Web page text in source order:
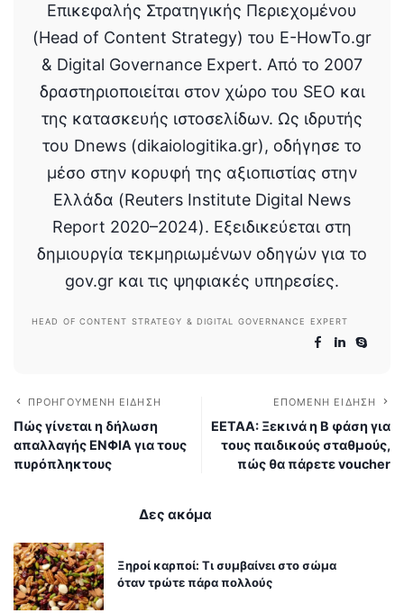
Επικεφαλής Στρατηγικής Περιεχομένου
(Head of Content Strategy) του E-HowTo.gr
& Digital Governance Expert. Από το 2007
δραστηριοποιείται στον χώρο του SEO και
της κατασκευής ιστοσελίδων. Ως ιδρυτής
του Dnews (dikaiologitika.gr), οδήγησε το
μέσο στην κορυφή της αξιοπιστίας στην
Ελλάδα (Reuters Institute Digital News
Report 2020–2024). Εξειδικεύεται στη
δημιουργία τεκμηριωμένων οδηγών για το
gov.gr και τις ψηφιακές υπηρεσίες.
HEAD OF CONTENT STRATEGY & DIGITAL GOVERNANCE EXPERT
ΠΡΟΗΓΟΎΜΕΝΗ ΕΊΔΗΣΗ
Πώς γίνεται η δήλωση
απαλλαγής ΕΝΦΙΑ για τους
πυρόπληκτους
ΕΠΌΜΕΝΗ ΕΊΔΗΣΗ
ΕΕΤΑΑ: Ξεκινά η Β φάση για
τους παιδικούς σταθμούς,
πώς θα πάρετε voucher
Δες ακόμα
Ξηροί καρποί: Τι συμβαίνει στο σώμα
όταν τρώτε πάρα πολλούς